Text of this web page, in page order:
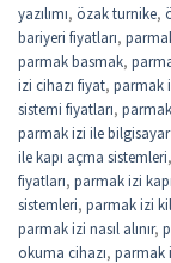
yazılımı, özak turnike,
bariyeri fiyatları,
parmak basmak,
izi cihazı fiyat, parmak
sistemi fiyatları,
parmak izi ile
ile kapı açma sistemleri,
fiyatları, parmak izi
sistemleri, parmak izi
parmak izi nasıl alınır,
okuma cihazı, parmak